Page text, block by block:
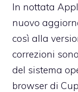
In nottata
nuovo
così alla
correzioni
del sistema
browser di